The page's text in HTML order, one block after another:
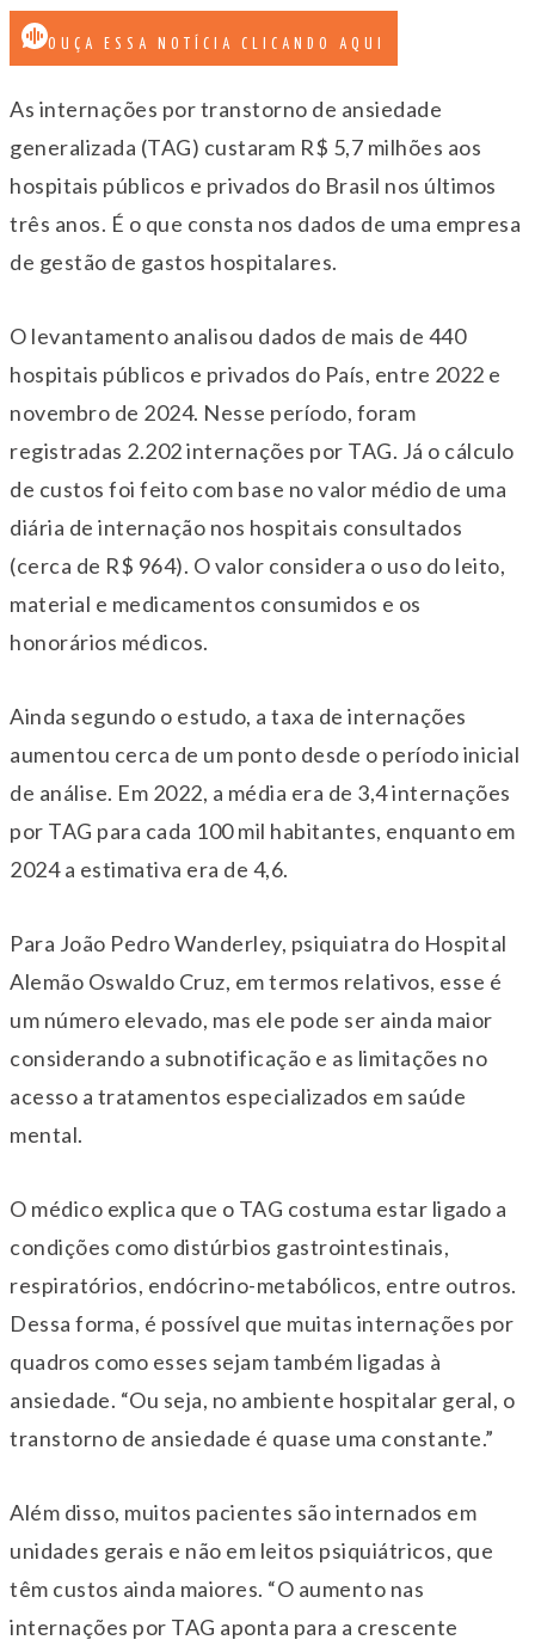
OUÇA ESSA NOTÍCIA CLICANDO AQUI
As internações por transtorno de ansiedade
generalizada (TAG) custaram R$ 5,7 milhões aos
hospitais públicos e privados do Brasil nos últimos
três anos. É o que consta nos dados de uma empresa
de gestão de gastos hospitalares.
O levantamento analisou dados de mais de 440
hospitais públicos e privados do País, entre 2022 e
novembro de 2024. Nesse período, foram
registradas 2.202 internações por TAG. Já o cálculo
de custos foi feito com base no valor médio de uma
diária de internação nos hospitais consultados
(cerca de R$ 964). O valor considera o uso do leito,
material e medicamentos consumidos e os
honorários médicos.
Ainda segundo o estudo, a taxa de internações
aumentou cerca de um ponto desde o período inicial
de análise. Em 2022, a média era de 3,4 internações
por TAG para cada 100 mil habitantes, enquanto em
2024 a estimativa era de 4,6.
Para João Pedro Wanderley, psiquiatra do Hospital
Alemão Oswaldo Cruz, em termos relativos, esse é
um número elevado, mas ele pode ser ainda maior
considerando a subnotificação e as limitações no
acesso a tratamentos especializados em saúde
mental.
O médico explica que o TAG costuma estar ligado a
condições como distúrbios gastrointestinais,
respiratórios, endócrino-metabólicos, entre outros.
Dessa forma, é possível que muitas internações por
quadros como esses sejam também ligadas à
ansiedade. “Ou seja, no ambiente hospitalar geral, o
transtorno de ansiedade é quase uma constante.”
Além disso, muitos pacientes são internados em
unidades gerais e não em leitos psiquiátricos, que
têm custos ainda maiores. “O aumento nas
internações por TAG aponta para a crescente